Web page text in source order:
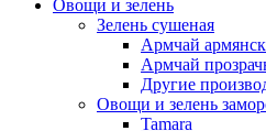
Овощи и зелень
Зелень сушеная
Армчай
Армчай
Другие
Овощи и зелень
Tamara